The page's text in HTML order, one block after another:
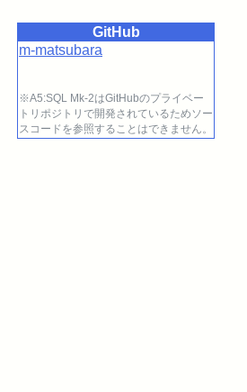
GitHub
m-matsubara
※A5:SQL Mk-2はGitHubのプライベー
トリポジトリで開発されているためソー
スコードを参照することはできません。